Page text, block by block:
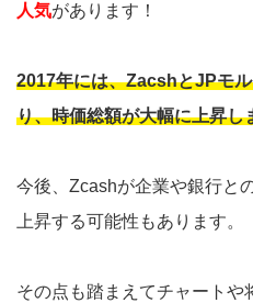
人気があります！
2017年には、ZacshとJPモ
り、時価総額が大幅に上昇し
今後、Zcashが企業や銀行と
上昇する可能性もあります。
その点も踏まえてチャートや